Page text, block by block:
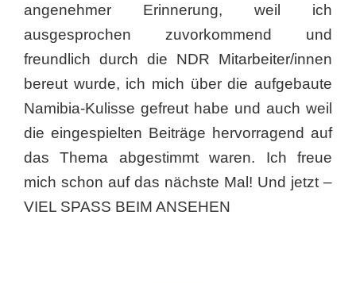
angenehmer Erinnerung, weil ich
ausgesprochen zuvorkommend und
freundlich durch die NDR Mitarbeiter/innen
bereut wurde, ich mich über die aufgebaute
Namibia-Kulisse gefreut habe und auch weil
die eingespielten Beiträge hervorragend auf
das Thema abgestimmt waren. Ich freue
mich schon auf das nächste Mal! Und jetzt –
VIEL SPASS BEIM ANSEHEN